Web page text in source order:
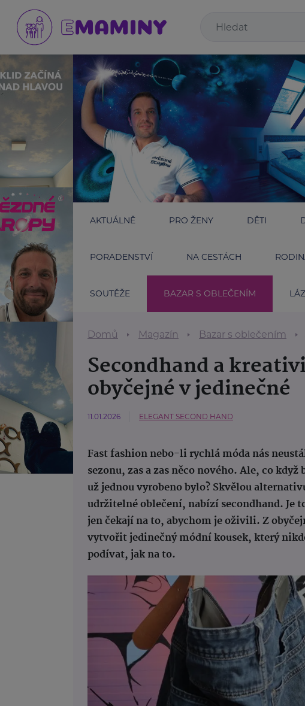
AKTUÁLNĚ PRO ŽENY DĚTI
PORADENSTVÍ NA CESTÁCH
SOUTĚŽE BAZAR S OBLEČENÍM
Domů Magazín Bazar s oblečením
Secondhand a
obyčejné v jedinečné
11.01.2026 ELEGANT SECOND HAND
Fast fashion nebo-li rychlá móda nás
sezonu, zas a zas něco nového. Ale, co
už jednou vyrobeno bylo? Skvělou
udržitelné oblečení, nabízí secondhand. Je
jen čekají na to, abychom je oživili. Z
vytvořit jedinečný módní kousek, který
podívat, jak na to.